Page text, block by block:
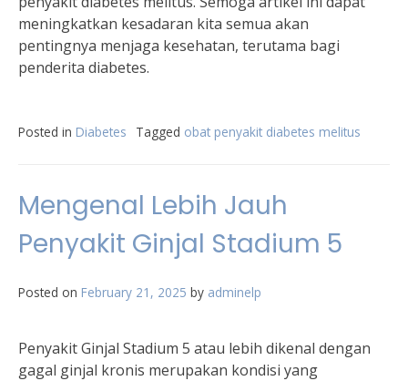
meningkatkan kesadaran kita semua akan
pentingnya menjaga kesehatan, terutama bagi
penderita diabetes.
Posted in Diabetes Tagged obat penyakit diabetes melitus
Mengenal Lebih Jauh
Penyakit Ginjal Stadium 5
Posted on February 21, 2025 by adminelp
Penyakit Ginjal Stadium 5 atau lebih dikenal dengan
gagal ginjal kronis merupakan kondisi yang